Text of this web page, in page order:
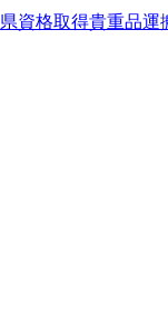
資格取得貴重品運